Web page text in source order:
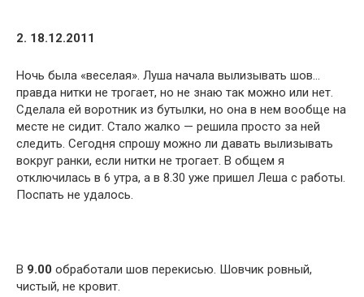
2. 18.12.2011
Ночь была «веселая». Луша начала вылизывать шов…
правда нитки не трогает, но не знаю так можно или нет.
Сделала ей воротник из бутылки, но она в нем вообще на
месте не сидит. Стало жалко — решила просто за ней
следить. Сегодня спрошу можно ли давать вылизывать
вокруг ранки, если нитки не трогает. В общем я
отключилась в 6 утра, а в 8.30 уже пришел Леша с работы.
Поспать не удалось.
В 9.00 обработали шов перекисью. Шовчик ровный,
чистый, не кровит.